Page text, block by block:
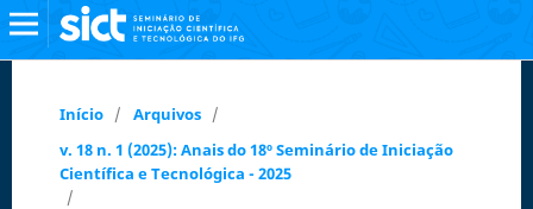
Início / Arquivos /
v. 18 n. 1 (2025): Anais do 18º Seminário de Iniciação
Científica e Tecnológica - 2025
/